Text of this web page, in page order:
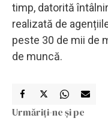
timp, datorită
realizată de
peste 30 de mii de
de muncă.
Urmăriți-ne și pe